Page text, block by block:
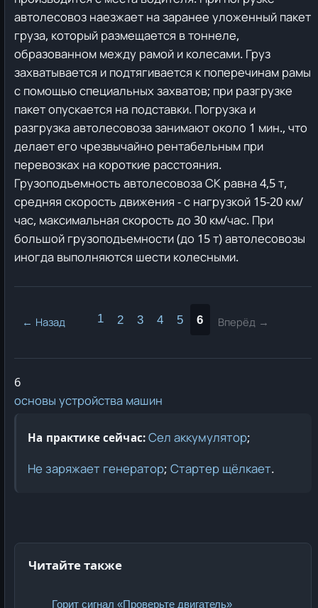
автолесовоз наезжает на заранее уложенный пакет
груза, который размещается в тоннеле,
образованном между рамой и колесами. Груз
захватывается и подтягивается к поперечинам рамы
с помощью специальных захватов; при разгрузке
пакет опускается на подставки. Погрузка и
разгрузка автолесовоза занимают около 1 мин., что
делает его чрезвычайно рентабельным при
перевозках на короткие расстояния.
Грузоподъемность автолесовоза СК равна 4,5 т,
средняя скорость движения - с нагрузкой 15-20 км/
час, максимальная скорость до 30 км/час. При
большой грузоподъемности (до 15 т) автолесовозы
иногда выполняются шести колесными.
← Назад 1 2 3 4 5 6 Вперёд →
6
основы устройства машин
На практике сейчас: Сел аккумулятор;
Не заряжает генератор;Стартер щёлкает.
Читайте также
Горит сигнал «Проверьте двигатель»